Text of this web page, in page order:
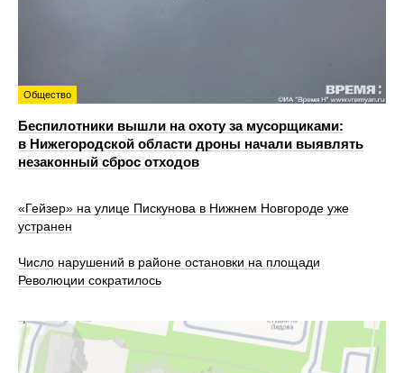
Общество
Беспилотники вышли на охоту за мусорщиками:
в Нижегородской области дроны начали выявлять
незаконный сброс отходов
«Гейзер» на улице Пискунова в Нижнем Новгороде уже
устранен
Число нарушений в районе остановки на площади
Революции сократилось